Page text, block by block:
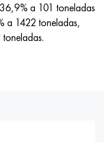
a 101 toneladas
a 1422 toneladas,